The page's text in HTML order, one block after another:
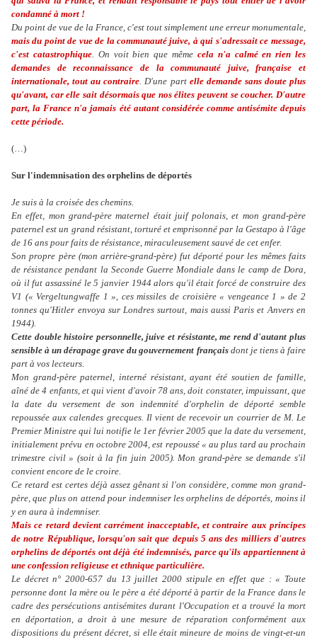
condamné à mort !
Du point de vue de la France, c'est tout simplement une erreur monumentale,
mais du point de vue de la communauté juive, à qui s'adressait ce message,
c'est catastrophique. On voit bien que même cela n'a calmé en rien les
demandes de reconnaissance de la communauté juive, française et
internationale, tout au contraire. D'une part elle demande sans doute plus
qu'avant, car elle sait désormais que nos élites peuvent se coucher. D'autre
part, la France n'a jamais été autant considérée comme antisémite depuis
cette période.
(…)
Sur l'indemnisation des orphelins de déportés
Je suis à la croisée des chemins.
En effet, mon grand-père maternel était juif polonais, et mon grand-père
paternel est un grand résistant, torturé et emprisonné par la Gestapo à l'âge
de 16 ans pour faits de résistance, miraculeusement sauvé de cet enfer.
Son propre père (mon arrière-grand-père) fut déporté pour les mêmes faits
de résistance pendant la Seconde Guerre Mondiale dans le camp de Dora,
où il fut assassiné le 5 janvier 1944 alors qu'il était forcé de construire des
V1 (« Vergeltungwaffe 1 », ces missiles de croisière « vengeance 1 » de 2
tonnes qu'Hitler envoya sur Londres surtout, mais aussi Paris et Anvers en
1944).
Cette double histoire personnelle, juive et résistante, me rend d'autant plus
sensible à un dérapage grave du gouvernement français dont je tiens à faire
part à vos lecteurs.
Mon grand-père paternel, interné résistant, ayant été soutien de famille,
aîné de 4 enfants, et qui vient d'avoir 78 ans, doit constater, impuissant, que
la date du versement de son indemnité d'orphelin de déporté semble
repoussée aux calendes grecques. Il vient de recevoir un courrier de M. Le
Premier Ministre qui lui notifie le 1er février 2005 que la date du versement,
initialement prévu en octobre 2004, est repoussé « au plus tard au prochain
trimestre civil » (soit à la fin juin 2005). Mon grand-père se demande s'il
convient encore de le croire.
Ce retard est certes déjà assez gênant si l'on considère, comme mon grand-
père, que plus on attend pour indemniser les orphelins de déportés, moins il
y en aura à indemniser.
Mais ce retard devient carrément inacceptable, et contraire aux principes
de notre République, lorsqu'on sait que depuis 5 ans des milliers d'autres
orphelins de déportés ont déjà été indemnisés, parce qu'ils appartiennent à
une confession religieuse et ethnique particulière.
Le décret n° 2000-657 du 13 juillet 2000 stipule en effet que : « Toute
personne dont la mère ou le père a été déporté à partir de la France dans le
cadre des persécutions antisémites durant l'Occupation et a trouvé la mort
en déportation, a droit à une mesure de réparation conformément aux
dispositions du présent décret, si elle était mineure de moins de vingt-et-un